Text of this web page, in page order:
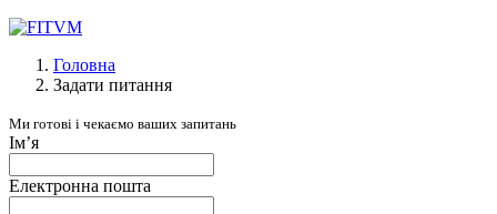
Головна
Задати питання
Ми готові і чекаємо ваших запитань
Ім’я
Електронна пошта